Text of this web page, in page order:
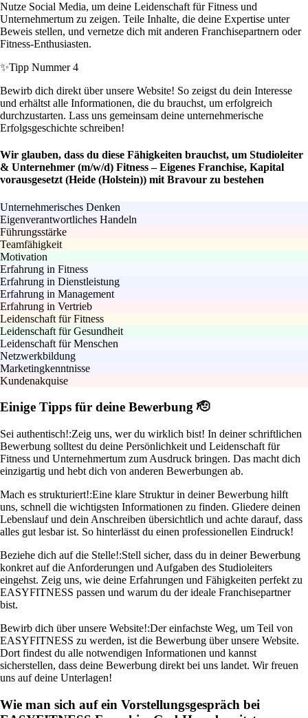
Nutze Social Media, um deine Leidenschaft für Fitness und
Unternehmertum zu zeigen. Teile Inhalte, die deine Expertise unter
Beweis stellen, und vernetze dich mit anderen Franchisepartnern oder
Fitness-Enthusiasten.
✨Tipp Nummer 4
Bewirb dich direkt über unsere Website! So zeigst du dein Interesse
und erhältst alle Informationen, die du brauchst, um erfolgreich
durchzustarten. Lass uns gemeinsam deine unternehmerische
Erfolgsgeschichte schreiben!
Wir glauben, dass du diese Fähigkeiten brauchst, um Studioleiter
& Unternehmer (m/w/d) Fitness – Eigenes Franchise, Kapital
vorausgesetzt (Heide (Holstein)) mit Bravour zu bestehen
Unternehmerisches Denken
Eigenverantwortliches Handeln
Führungsstärke
Teamfähigkeit
Motivation
Erfahrung in Fitness
Erfahrung in Dienstleistung
Erfahrung in Management
Erfahrung in Vertrieb
Leidenschaft für Fitness
Leidenschaft für Gesundheit
Leidenschaft für Menschen
Netzwerkbildung
Marketingkenntnisse
Kundenakquise
Einige Tipps für deine Bewerbung 🫡
Sei authentisch!:Zeig uns, wer du wirklich bist! In deiner schriftlichen
Bewerbung solltest du deine Persönlichkeit und Leidenschaft für
Fitness und Unternehmertum zum Ausdruck bringen. Das macht dich
einzigartig und hebt dich von anderen Bewerbungen ab.
Mach es strukturiert!:Eine klare Struktur in deiner Bewerbung hilft
uns, schnell die wichtigsten Informationen zu finden. Gliedere deinen
Lebenslauf und dein Anschreiben übersichtlich und achte darauf, dass
alles gut lesbar ist. So hinterlässt du einen professionellen Eindruck!
Beziehe dich auf die Stelle!:Stell sicher, dass du in deiner Bewerbung
konkret auf die Anforderungen und Aufgaben des Studioleiters
eingehst. Zeig uns, wie deine Erfahrungen und Fähigkeiten perfekt zu
EASYFITNESS passen und warum du der ideale Franchisepartner
bist.
Bewirb dich über unsere Website!:Der einfachste Weg, um Teil von
EASYFITNESS zu werden, ist die Bewerbung über unsere Website.
Dort findest du alle notwendigen Informationen und kannst
sicherstellen, dass deine Bewerbung direkt bei uns landet. Wir freuen
uns auf deine Unterlagen!
Wie man sich auf ein Vorstellungsgespräch bei